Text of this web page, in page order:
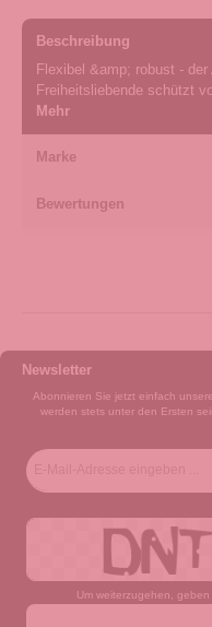
Beschreibung
Flexibel &amp; robust -
Freiheitsliebende schützt
Mehr
Marke
Bewertungen
Newsletter
Abonnieren Sie jetzt einfach
werden stets unter den Ersten
Um weiterzugehen,